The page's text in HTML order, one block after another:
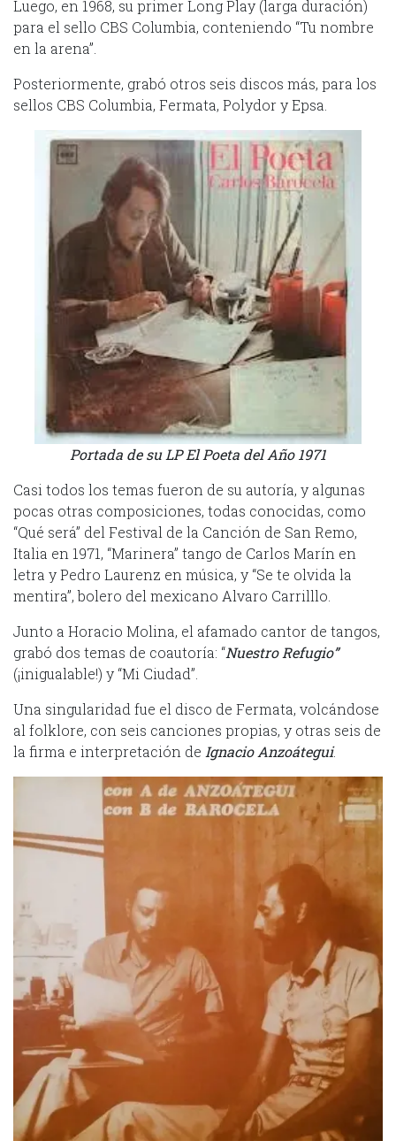
Luego, en 1968, su primer Long Play (larga duración)
para el sello CBS Columbia, conteniendo “Tu nombre
en la arena”.
Posteriormente, grabó otros seis discos más, para los
sellos CBS Columbia, Fermata, Polydor y Epsa.
Portada de su LP El Poeta del Año 1971
Casi todos los temas fueron de su autoría, y algunas
pocas otras composiciones, todas conocidas, como
“Qué será” del Festival de la Canción de San Remo,
Italia en 1971, “Marinera” tango de Carlos Marín en
letra y Pedro Laurenz en música, y “Se te olvida la
mentira”, bolero del mexicano Alvaro Carrilllo.
Junto a Horacio Molina, el afamado cantor de tangos,
grabó dos temas de coautoría: “Nuestro Refugio”
(¡inigualable!) y “Mi Ciudad”.
Una singularidad fue el disco de Fermata, volcándose
al folklore, con seis canciones propias, y otras seis de
la firma e interpretación de Ignacio Anzoátegui.